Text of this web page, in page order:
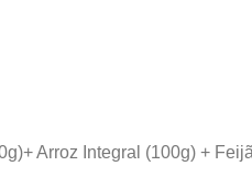
Arroz Integral (100g) +